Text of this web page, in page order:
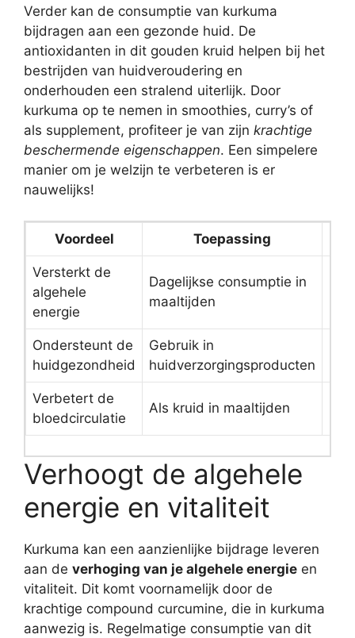
Verder kan de consumptie van kurkuma
bijdragen aan een gezonde huid. De
antioxidanten in dit gouden kruid helpen bij het
bestrijden van huidveroudering en
onderhouden een stralend uiterlijk. Door
kurkuma op te nemen in smoothies, curry’s of
als supplement, profiteer je van zijn krachtige
beschermende eigenschappen. Een simpelere
manier om je welzijn te verbeteren is er
nauwelijks!
Voordeel Toepassing
Versterkt de
algehele
energie
Dagelijkse consumptie in
maaltijden
Ondersteunt de
huidgezondheid
Gebruik in
huidverzorgingsproducten
Verbetert de
bloedcirculatie
Als kruid in maaltijden
Verhoogt de algehele
energie en vitaliteit
Kurkuma kan een aanzienlijke bijdrage leveren
aan de verhoging van je algehele energie en
vitaliteit. Dit komt voornamelijk door de
krachtige compound curcumine, die in kurkuma
aanwezig is. Regelmatige consumptie van dit